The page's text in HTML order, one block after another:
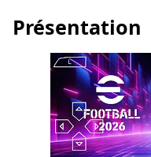
Présentation